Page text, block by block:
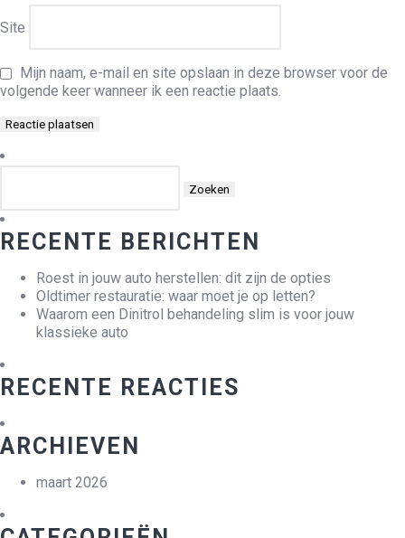
Site
Mijn naam, e-mail en site opslaan in deze browser voor de
volgende keer wanneer ik een reactie plaats.
RECENTE BERICHTEN
Roest in jouw auto herstellen: dit zijn de opties
Oldtimer restauratie: waar moet je op letten?
Waarom een Dinitrol behandeling slim is voor jouw
klassieke auto
RECENTE REACTIES
ARCHIEVEN
maart 2026